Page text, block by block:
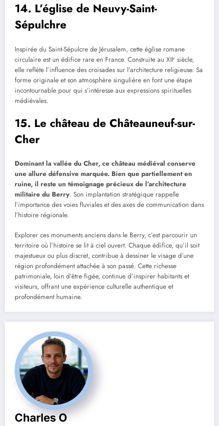
14. L’église de Neuvy-Saint-
Sépulchre
Inspirée du Saint-Sépulcre de Jérusalem, cette église romane
circulaire est un édifice rare en France. Construite au XIIᵉ siècle,
elle reflète l’influence des croisades sur l’architecture religieuse. Sa
forme originale et son atmosphère singulière en font une étape
incontournable pour qui s’intéresse aux expressions spirituelles
médiévales.
15. Le château de Châteauneuf-sur-
Cher
Dominant la vallée du Cher, ce château médiéval conserve
une allure défensive marquée. Bien que partiellement en
ruine, il reste un témoignage précieux de l’architecture
militaire du Berry. Son implantation stratégique rappelle
l’importance des voies fluviales et des axes de communication dans
l’histoire régionale.
Explorer ces monuments anciens dans le Berry, c’est parcourir un
territoire où l’histoire se lit à ciel ouvert. Chaque édifice, qu’il soit
majestueux ou plus discret, contribue à dessiner le visage d’une
région profondément attachée à son passé. Cette richesse
patrimoniale, loin d’être figée, continue d’inspirer habitants et
visiteurs, offrant une expérience culturelle authentique et
profondément humaine.
Charles O